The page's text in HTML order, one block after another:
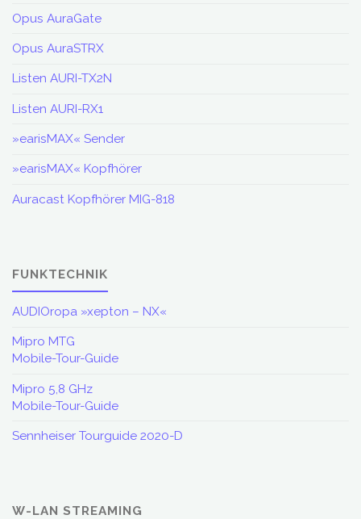
Opus AuraGate
Opus AuraSTRX
Listen AURI-TX2N
Listen AURI-RX1
»earisMAX« Sender
»earisMAX« Kopfhörer
Auracast Kopfhörer MIG-818
FUNKTECHNIK
AUDIOropa »xepton – NX«
Mipro MTG
Mobile-Tour-Guide
Mipro 5,8 GHz
Mobile-Tour-Guide
Sennheiser Tourguide 2020-D
W-LAN STREAMING